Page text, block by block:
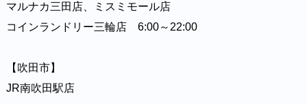
マルナカ三田店、ミスミモール店⁡⁡⁡⁡⁡
コインランドリー三輪店 6:00～22:00
【吹田市】⁡⁡⁡⁡⁡
JR南吹田駅店⁡⁡⁡⁡⁡